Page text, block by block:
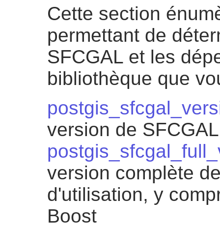
Cette section
permettant de
SFCGAL et les
bibliothèque que
version de
version complète
d'utilisation, y
Boost